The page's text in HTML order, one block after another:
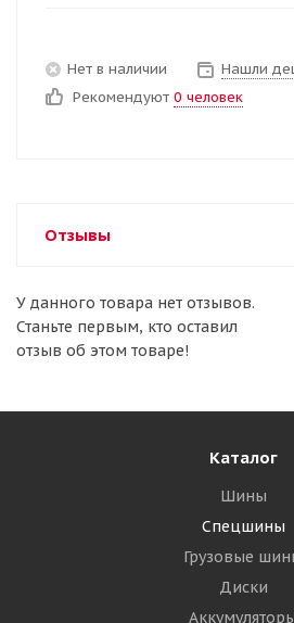
Нет в наличии
Нашли
Рекомендуют 0 человек
Отзывы
У данного товара нет отзывов.
Станьте первым, кто оставил
отзыв об этом товаре!
Каталог
Шины
Спецшины
Грузовые
Диски